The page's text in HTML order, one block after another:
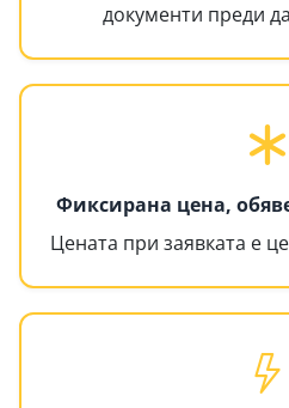
документи преди
Фиксирана цена,
Цената при заявката е